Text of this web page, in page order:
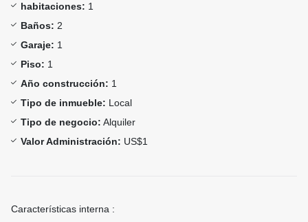
habitaciones: 1
Baños: 2
Garaje: 1
Piso: 1
Año construcción: 1
Tipo de inmueble: Local
Tipo de negocio: Alquiler
Valor Administración: US$1
Características interna :